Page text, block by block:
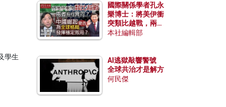
學生
國際關係學者孔永
樂博士：將美伊衝
突類比越戰，兩者
有何異同？中國崛
本社編輯部
AI逃獄敲響警號
全球共治才是解方
何民傑